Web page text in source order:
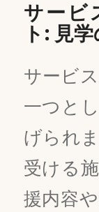
サービ
ト: 見
サービ
一つと
げられ
受ける
援内容